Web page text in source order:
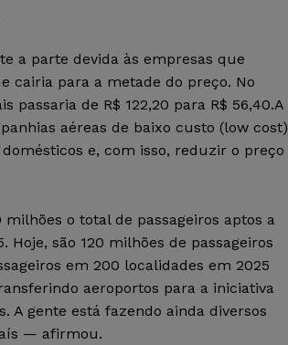
a parte devida às empresas que
cairia para a metade do preço. No
de R$ 122,20 para R$ 56,40.A
aéreas de baixo custo (low cost)
e, com isso, reduzir o preço
o total de passageiros aptos a
são 120 milhões de passageiros
em 200 localidades em 2025
aeroportos para a iniciativa
A gente está fazendo ainda diversos
— afirmou.